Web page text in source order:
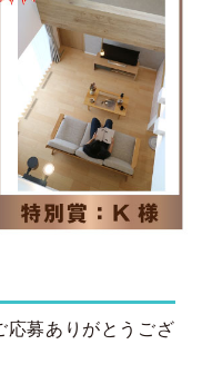
応募ありがとうござ